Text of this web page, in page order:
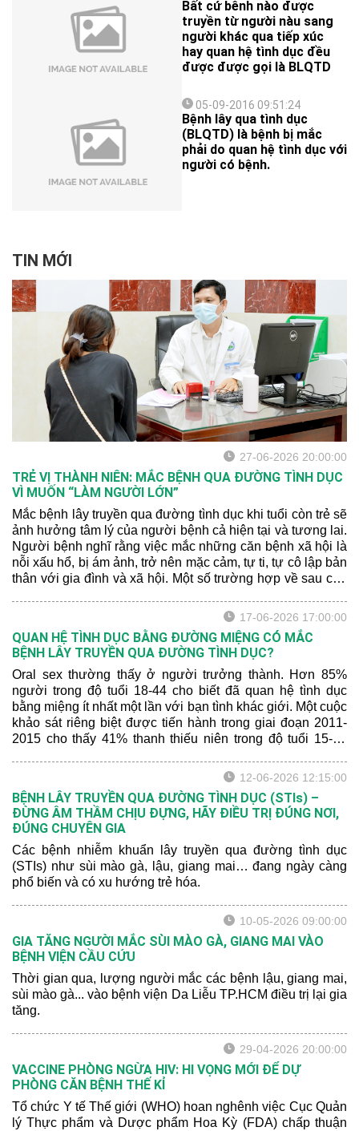
Bất cứ bênh nào được
truyền từ người nàu sang
người khác qua tiếp xúc
hay quan hệ tình dục đều
được được gọi là BLQTD
05-09-2016 09:51:24
Bệnh lây qua tình dục
(BLQTD) là bệnh bị mắc
phải do quan hệ tình dục với
người có bệnh.
TIN MỚI
27-06-2026 20:00:00
TRẺ VỊ THÀNH NIÊN: MẮC BỆNH QUA ĐƯỜNG TÌNH DỤC
VÌ MUỐN “LÀM NGƯỜI LỚN”
Mắc bệnh lây truyền qua đường tình dục khi tuổi còn trẻ sẽ
ảnh hưởng tâm lý của người bệnh cả hiện tại và tương lai.
Người bệnh nghĩ rằng việc mắc những căn bệnh xã hội là
nỗi xấu hổ, bị ám ảnh, trở nên mặc cảm, tự ti, tự cô lập bản
thân với gia đình và xã hội. Một số trường hợp về sau còn
hoặc sợ lây lan cho bạn tình, lo lắng bạn tình phát hiện
mình đã từng bị nhiễm bệnh.
17-06-2026 17:00:00
QUAN HỆ TÌNH DỤC BẰNG ĐƯỜNG MIỆNG CÓ MẮC
BỆNH LÂY TRUYỀN QUA ĐƯỜNG TÌNH DỤC?
Oral sex thường thấy ở người trưởng thành. Hơn 85%
người trong độ tuổi 18-44 cho biết đã quan hệ tình dục
bằng miệng ít nhất một lần với bạn tình khác giới. Một cuộc
khảo sát riêng biệt được tiến hành trong giai đoạn 2011-
2015 cho thấy 41% thanh thiếu niên trong độ tuổi 15-19
12-06-2026 12:15:00
BỆNH LÂY TRUYỀN QUA ĐƯỜNG TÌNH DỤC (STIs) –
ĐỪNG ÂM THẦM CHỊU ĐỰNG, HÃY ĐIỀU TRỊ ĐÚNG NƠI,
ĐÚNG CHUYÊN GIA
Các bệnh nhiễm khuẩn lây truyền qua đường tình dục
(STIs) như sùi mào gà, lậu, giang mai… đang ngày càng
phổ biến và có xu hướng trẻ hóa.
10-05-2026 09:00:00
GIA TĂNG NGƯỜI MẮC SÙI MÀO GÀ, GIANG MAI VÀO
BỆNH VIỆN CẦU CỨU
Thời gian qua, lượng người mắc các bệnh lậu, giang mai,
sùi mào gà... vào bệnh viện Da Liễu TP.HCM điều trị lại gia
tăng.
29-04-2026 20:00:00
VACCINE PHÒNG NGỪA HIV: HI VỌNG MỚI ĐỂ DỰ
PHÒNG CĂN BỆNH THẾ KỈ
Tổ chức Y tế Thế giới (WHO) hoan nghênh việc Cục Quản
lý Thực phẩm và Dược phẩm Hoa Kỳ (FDA) chấp thuận